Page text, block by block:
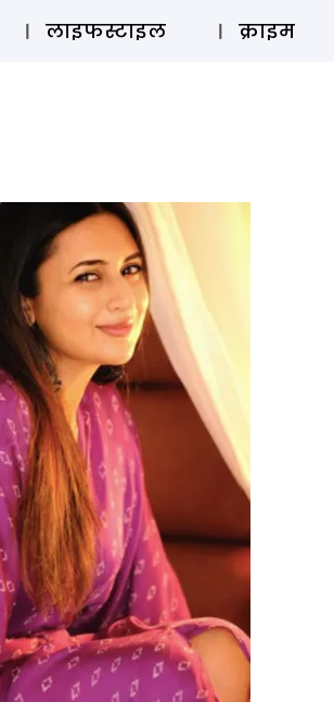
ऑडियो
लाइफस्टाइल क्राइम